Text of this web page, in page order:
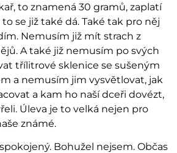
to znamená 30 gramů, zaplatí
to se již také dá. Také tak pro něj
Nemusím již mít strach z
A také již nemusím po svých
třílitrové sklenice se sušeným
a nemusím jim vysvětlovat, jak
a kam ho naší dceři dovézt,
Úleva je to velká nejen pro
známé.
Bohužel nejsem. Občas